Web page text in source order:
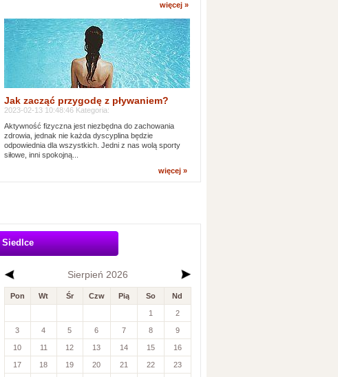
więcej »
Jak zacząć przygodę z pływaniem?
2023-02-13 10:48:46 Kategoria:
Aktywność fizyczna jest niezbędna do zachowania
zdrowia, jednak nie każda dyscyplina będzie
odpowiednia dla wszystkich. Jedni z nas wolą sporty
siłowe, inni spokojną...
więcej »
Siedlce
Sierpień 2026
Pon Wt Śr Czw Pią So Nd
1 2
3 4 5 6 7 8 9
10 11 12 13 14 15 16
17 18 19 20 21 22 23